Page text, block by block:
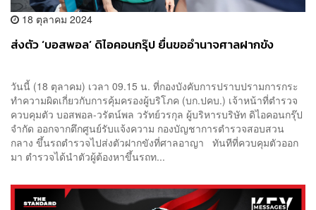
18 ตุลาคม 2024
ส่งตัว ‘บอสพอล’ ดิไอคอนกรุ๊ป ยื่นขออำนาจศาลฝากขัง
วันนี้ (18 ตุลาคม) เวลา 09.15 น. ที่กองบังคับการปราบปรามการกระ
ทำความผิดเกี่ยวกับการคุ้มครองผู้บริโภค (บก.ปคบ.) เจ้าหน้าที่ตำรวจ
ควบคุมตัว บอสพอล-วรัตน์พล วรัทย์วรกุล ผู้บริหารบริษัท ดิไอคอนกรุ๊ป
จำกัด ออกจากตึกศูนย์รับแจ้งความ กองบัญชาการตำรวจสอบสวน
กลาง ขึ้นรถตำรวจไปส่งตัวฝากขังที่ศาลอาญา ทันทีที่ควบคุมตัวออก
มา ตำรวจได้นำตัวผู้ต้องหาขึ้นรถท...